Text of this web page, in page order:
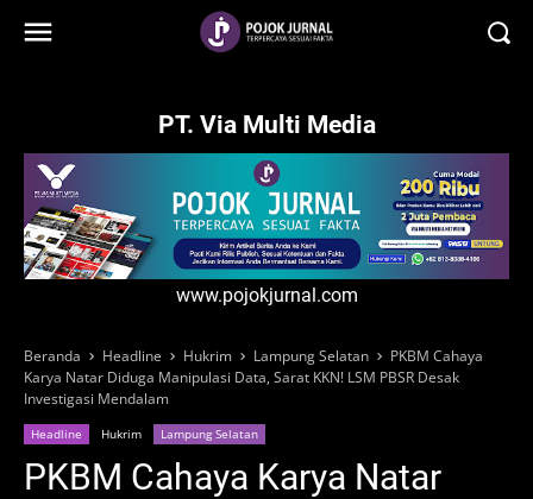
PT. Via Multi Media
www.pojokjurnal.com
Beranda Headline Hukrim Lampung Selatan
PKBM Cahaya
Karya Natar Diduga Manipulasi Data, Sarat KKN! LSM PBSR Desak
Investigasi Mendalam
Headline Hukrim Lampung Selatan
PKBM Cahaya Karya Natar